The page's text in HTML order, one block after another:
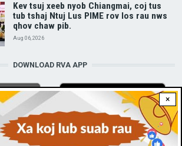
×
Kev tsuj xeeb nyob Chiangmai, coj tus
tub tshaj Ntuj Lus PIME rov los rau nws
qhov chaw pib.
Aug 06, 2026
DOWNLOAD RVA APP
STAY CONNECTED WITH US!